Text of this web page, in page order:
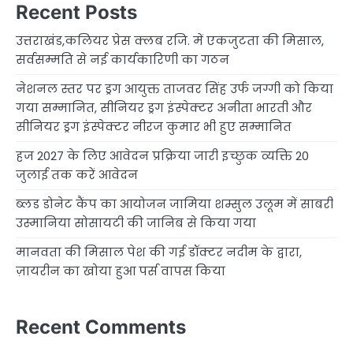
Recent Posts
उत्तराखंड,कलियर प्रेस क्लब रजि. में एकजुटता की मिसाल,
सर्वसम्मति से नई कार्यकारिणी का गठन
नेशनल स्तर पर ड्रग आयुक्त ताजवर सिंह उर्फ जग्गी को किया
गया सम्मानित, सीनियर ड्रग इंस्पेक्टर अनीता भारती और
सीनियर ड्रग इंस्पेक्टर नीरज कुमार भी हुए सम्मानित
हज 2027 के लिए आवेदन प्रक्रिया जारी इच्छुक व्यक्ति 20
जुलाई तक करें आवेदन
ब्लड डोनेट कैंप का आयोजन जामिया शम्सुल उलूम में साबरी
उस्मानिया सोसायटी की जानिब से किया गया
मानवता की मिसाल पेश की गई डॉक्टर नदीम के द्वारा,
ज़ायरीन का खोया हुआ पर्स वापस किया
Recent Comments